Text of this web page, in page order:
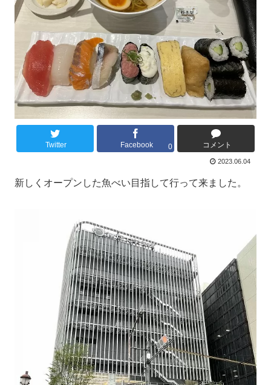
Twitter Facebook 0 コメント
2023.06.04
新しくオープンした魚べい目指して行って来ました。